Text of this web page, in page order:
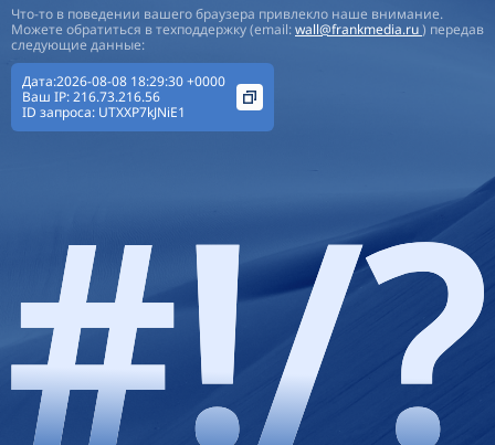
Что-то в поведении вашего браузера привлекло наше внимание.
Можете обратиться в техподдержку (email:wall@frankmedia.ru) передав
следующие данные:
Дата:2026-08-08 18:29:30 +0000
Ваш IP:216.73.216.56
ID запроса: UTXXP7kJNiE1